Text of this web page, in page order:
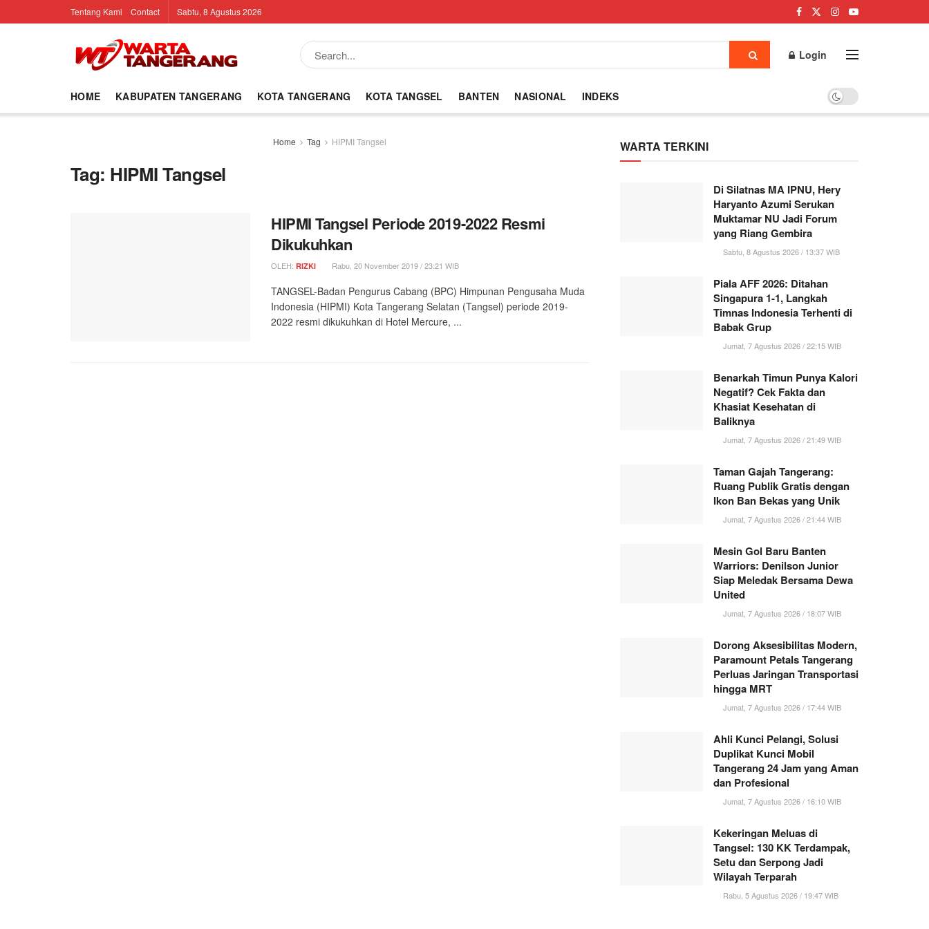
Tentang Kami Contact Sabtu, 8 Agustus 2026
Login
HOME KABUPATEN TANGERANG KOTA TANGERANG KOTA TANGSEL BANTEN NASIONAL INDEKS
Home Tag HIPMI Tangsel
Tag: HIPMI Tangsel
HIPMI Tangsel Periode 2019-2022 Resmi
Dikukuhkan
OLEH: RIZKI Rabu, 20 November 2019 / 23:21 WIB
TANGSEL-Badan Pengurus Cabang (BPC) Himpunan Pengusaha Muda
Indonesia (HIPMI) Kota Tangerang Selatan (Tangsel) periode 2019-
2022 resmi dikukuhkan di Hotel Mercure, ...
WARTA TERKINI
Di Silatnas MA IPNU, Hery
Haryanto Azumi Serukan
Muktamar NU Jadi Forum
yang Riang Gembira
Sabtu, 8 Agustus 2026 / 13:37 WIB
Piala AFF 2026: Ditahan
Singapura 1-1, Langkah
Timnas Indonesia Terhenti di
Babak Grup
Jumat, 7 Agustus 2026 / 22:15 WIB
Benarkah Timun Punya Kalori
Negatif? Cek Fakta dan
Khasiat Kesehatan di
Baliknya
Jumat, 7 Agustus 2026 / 21:49 WIB
Taman Gajah Tangerang:
Ruang Publik Gratis dengan
Ikon Ban Bekas yang Unik
Jumat, 7 Agustus 2026 / 21:44 WIB
Mesin Gol Baru Banten
Warriors: Denilson Junior
Siap Meledak Bersama Dewa
United
Jumat, 7 Agustus 2026 / 18:07 WIB
Dorong Aksesibilitas Modern,
Paramount Petals Tangerang
Perluas Jaringan Transportasi
hingga MRT
Jumat, 7 Agustus 2026 / 17:44 WIB
Ahli Kunci Pelangi, Solusi
Duplikat Kunci Mobil
Tangerang 24 Jam yang Aman
dan Profesional
Jumat, 7 Agustus 2026 / 16:10 WIB
Kekeringan Meluas di
Tangsel: 130 KK Terdampak,
Setu dan Serpong Jadi
Wilayah Terparah
Rabu, 5 Agustus 2026 / 19:47 WIB